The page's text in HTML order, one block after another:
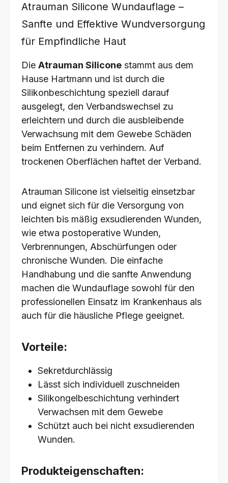
Atrauman Silicone Wundauflage –
Sanfte und Effektive Wundversorgung
für Empfindliche Haut
Die Atrauman Silicone stammt aus dem
Hause Hartmann und ist durch die
Silikonbeschichtung speziell darauf
ausgelegt, den Verbandswechsel zu
erleichtern und durch die ausbleibende
Verwachsung mit dem Gewebe Schäden
beim Entfernen zu verhindern. Auf
trockenen Oberflächen haftet der Verband.
Atrauman Silicone ist vielseitig einsetzbar
und eignet sich für die Versorgung von
leichten bis mäßig exsudierenden Wunden,
wie etwa postoperative Wunden,
Verbrennungen, Abschürfungen oder
chronische Wunden. Die einfache
Handhabung und die sanfte Anwendung
machen die Wundauflage sowohl für den
professionellen Einsatz im Krankenhaus als
auch für die häusliche Pflege geeignet.
Vorteile:
Sekretdurchlässig
Lässt sich individuell zuschneiden
Silikongelbeschichtung verhindert
Verwachsen mit dem Gewebe
Schützt auch bei nicht exsudierenden
Wunden.
Produkteigenschaften: